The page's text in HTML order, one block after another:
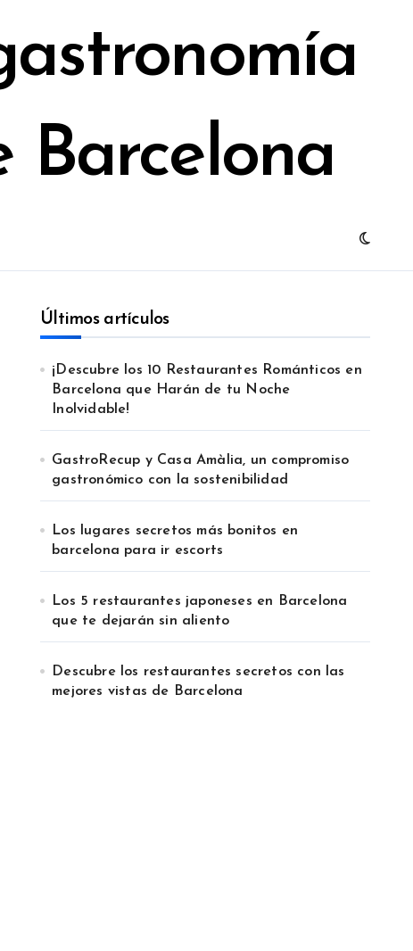
Últimos artículos
¡Descubre los 10 Restaurantes Románticos en
Barcelona que Harán de tu Noche
Inolvidable!
GastroRecup y Casa Amàlia, un compromiso
gastronómico con la sostenibilidad
Los lugares secretos más bonitos en
barcelona para ir escorts
Los 5 restaurantes japoneses en Barcelona
que te dejarán sin aliento
Descubre los restaurantes secretos con las
mejores vistas de Barcelona